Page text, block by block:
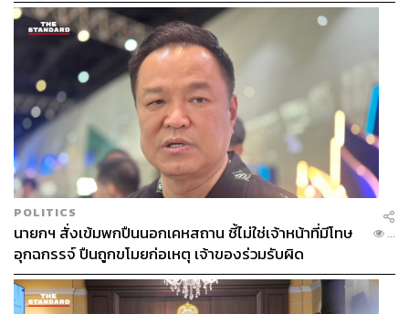
POLITICS
นายกฯ สั่งเข้มพกปืนนอกเคหสถาน ชี้ไม่ใช่เจ้าหน้าที่มีโทษ
อุกฉกรรจ์ ปืนถูกขโมยก่อเหตุ เจ้าของร่วมรับผิด
...